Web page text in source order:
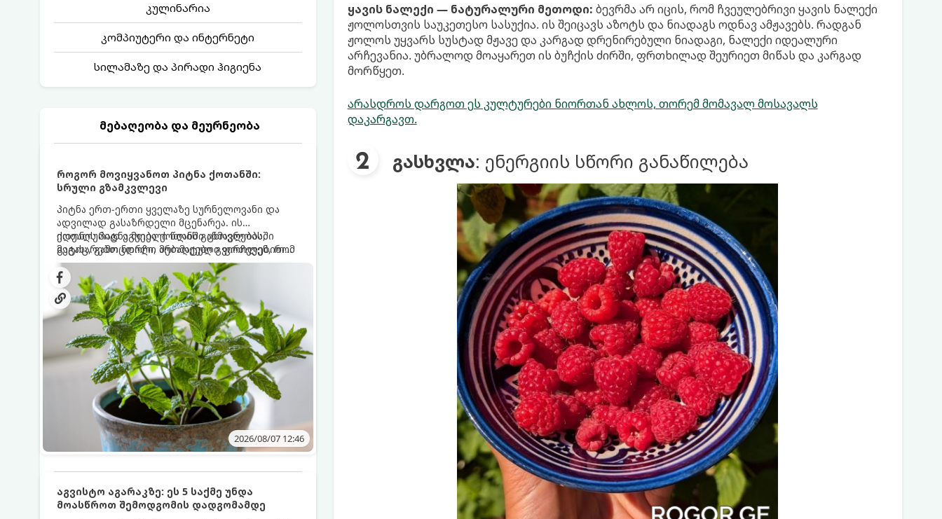
კულინარია
კომპიუტერი და ინტერნეტი
სილამაზე და პირადი ჰიგიენა
მებაღეობა და მეურნეობა
როგორ მოვიყვანოთ პიტნა ქოთანში:
სრული გზამკვლევი
პიტნა ერთ-ერთი ყველაზე სურნელოვანი და
ადვილად გასაზრდელი მცენარეა. ის
იდეალურად ეგუება ქოთანში ცხოვრებას,
მეტიც, გამოცდილი მებაღეები გვირჩევენ, რომ
პიტნა მხოლოდ ქოთანში მოვიყვანოთ, რადგან
ღია გრუნტში (ბაღში) დარგვისას ის ფესვებით
ძალიან სწრაფად ვრცელდება და სხვა
მცენარეებს ავიწროებს.
ქოთნის პიტნა მთელი წლის განმავლობაში
გაგახარებთ ნორჩი, არომატული ფოთლებით
ჩაის, ლიმონათისა თუ კერძებისთვის.
2026/08/07 12:46
აგვისტო აგარაკზე: ეს 5 საქმე უნდა
მოასწროთ შემოდგომის დადგომამდე
ყავის ნალექი — ნატურალური მეთოდი: ბევრმა არ იცის, რომ ჩვეულებრივი ყავის ნალექი
ჟოლოსთვის საუკეთესო სასუქია. ის შეიცავს აზოტს და ნიადაგს ოდნავ ამჟავებს. რადგან
ჟოლოს უყვარს სუსტად მჟავე და კარგად დრენირებული ნიადაგი, ნალექი იდეალური
არჩევანია. უბრალოდ მოაყარეთ ის ბუჩქის ძირში, ფრთხილად შეურიეთ მიწას და კარგად
მორწყეთ.
არასდროს დარგოთ ეს კულტურები ნიორთან ახლოს, თორემ მომავალ მოსავალს
დაკარგავთ.
გასხვლა: ენერგიის სწორი განაწილება